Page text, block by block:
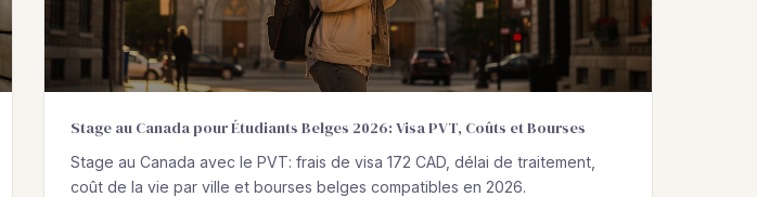
Stage au Canada pour Étudiants Belges 2026: Visa PVT, Coûts et Bourses
Stage au Canada avec le PVT: frais de visa 172 CAD, délai de traitement,
coût de la vie par ville et bourses belges compatibles en 2026.